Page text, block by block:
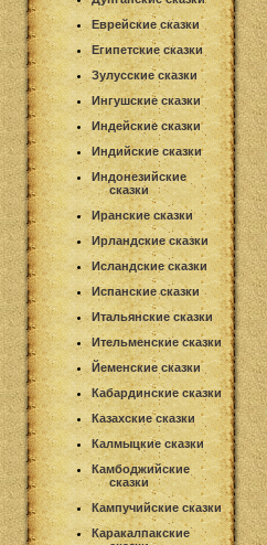
Еврейские сказки
Египетские сказки
Зулусские сказки
Ингушские сказки
Индейские сказки
Индийские сказки
Индонезийские
сказки
Иранские сказки
Ирландские сказки
Исландские сказки
Испанские сказки
Итальянские сказки
Ительменские сказки
Йеменские сказки
Кабардинские сказки
Казахские сказки
Калмыцкие сказки
Камбоджийские
сказки
Кампучийские сказки
Каракалпакские